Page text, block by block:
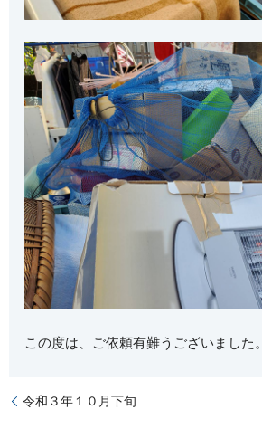
この度は、ご依頼有難うございました。
令和３年１０月下旬